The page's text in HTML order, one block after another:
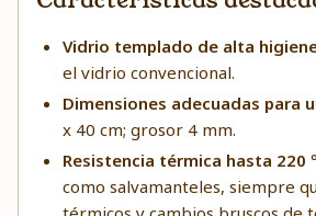
Vidrio templado de alta
el vidrio convencional.
Dimensiones adecuadas para
x 40 cm; grosor 4 mm.
Resistencia térmica hasta 220
como salvamanteles, siempre